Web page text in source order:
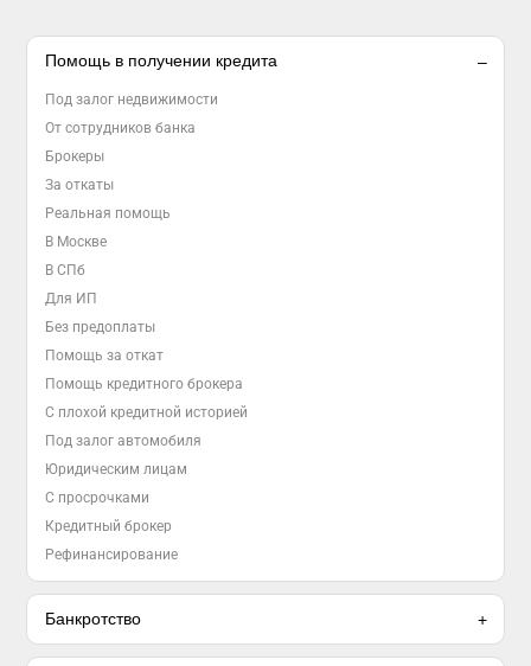
Помощь в получении кредита
Под залог недвижимости
От сотрудников банка
Брокеры
За откаты
Реальная помощь
В Москве
В СПб
Для ИП
Без предоплаты
Помощь за откат
Помощь кредитного брокера
С плохой кредитной историей
Под залог автомобиля
Юридическим лицам
С просрочками
Кредитный брокер
Рефинансирование
Банкротство